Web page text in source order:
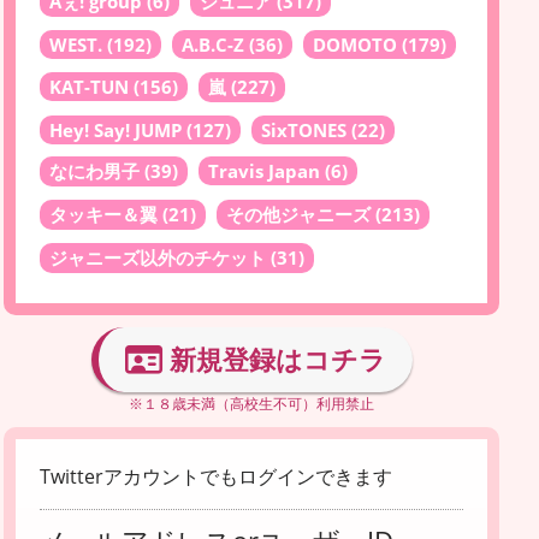
WEST. (192) A.B.C-Z (36) DOMOTO (179)
KAT-TUN (156) 嵐 (227)
Hey! Say! JUMP (127) SixTONES (22)
なにわ男子 (39) Travis Japan (6)
タッキー＆翼 (21) その他ジャニーズ(213)
ジャニーズ以外のチケット (31)
新規登録はコチラ
※１８歳未満（高校生不可）利用禁止
Twitterアカウントでもログインできます